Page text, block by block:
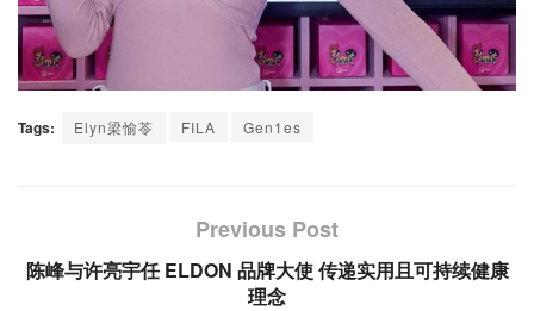
Tags: Elyn梁愉苓 FILA Gen1es
Previous Post
陈峰与许亮宇任 ELDON 品牌大使 传递实用且可持续健康
理念